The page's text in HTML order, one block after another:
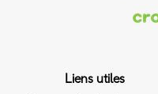
Liens utiles